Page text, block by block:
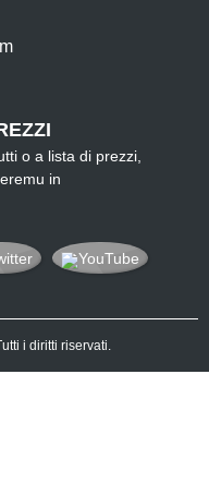
o a lista di prezzi,
in
i diritti riservati.